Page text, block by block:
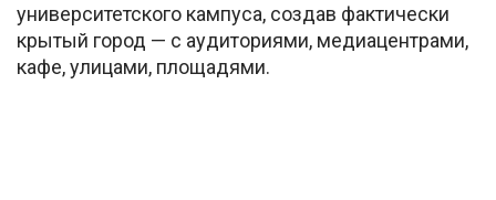
университетского кампуса, создав фактически
крытый город — с аудиториями, медиацентрами,
кафе, улицами, площадями.